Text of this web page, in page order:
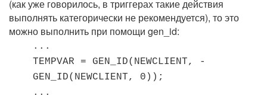
(как уже говорилось, в триггерах такие действия
выполнять категорически не рекомендуется), то это
можно выполнить при помощи gen_id:
...
TEMPVAR = GEN_ID(NEWCLIENT, -
GEN_ID(NEWCLIENT, 0));
...